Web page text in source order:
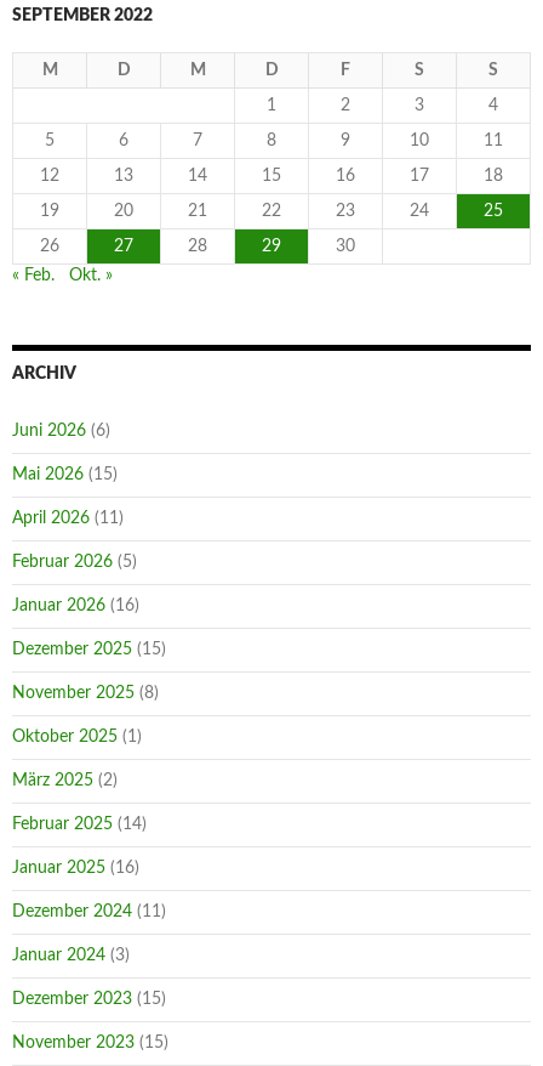
SEPTEMBER 2022
M D M D F S S
1 2 3 4
5 6 7 8 9 10 11
12 13 14 15 16 17 18
19 20 21 22 23 24 25
26 27 28 29
30
« Feb.
Okt. »
ARCHIV
Juni 2026 (6)
Mai 2026 (15)
April 2026 (11)
Februar 2026 (5)
Januar 2026 (16)
Dezember 2025 (15)
November 2025 (8)
Oktober 2025 (1)
März 2025 (2)
Februar 2025 (14)
Januar 2025 (16)
Dezember 2024 (11)
Januar 2024 (3)
Dezember 2023 (15)
November 2023 (15)